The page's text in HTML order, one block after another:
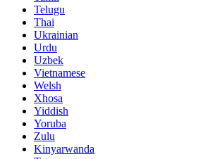
Telugu
Thai
Ukrainian
Urdu
Uzbek
Vietnamese
Welsh
Xhosa
Yiddish
Yoruba
Zulu
Kinyarwanda